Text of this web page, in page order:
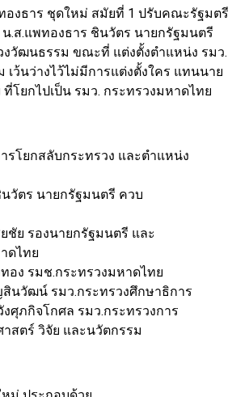
งธาร ชุดใหม่ สมัยที่ 1 ปรับคณะรัฐมตรี
น.ส.แพทองธาร ชินวัตร นายกรัฐมนตรี
งวัฒนธรรม ขณะที่ แต่งตั้งตำแหน่ง รมว.
เว้นว่างไว้ไม่มีการแต่งตั้งใคร แทนนาย
โยกไปเป็น รมว. กระทรวงมหาดไทย
รโยกสลับกระทรวง และตำแหน่ง
วัตร นายกรัฐมนตรี ควบ
ชัย รองนายกรัฐมนตรี และ
ดไทย
อง รมช.กระทรวงมหาดไทย
นวัฒน์ รมว.กระทรวงศึกษาธิการ
ศุภกิจโกศล รมว.กระทรวงการ
สตร์ วิจัย และนวัตกรรม